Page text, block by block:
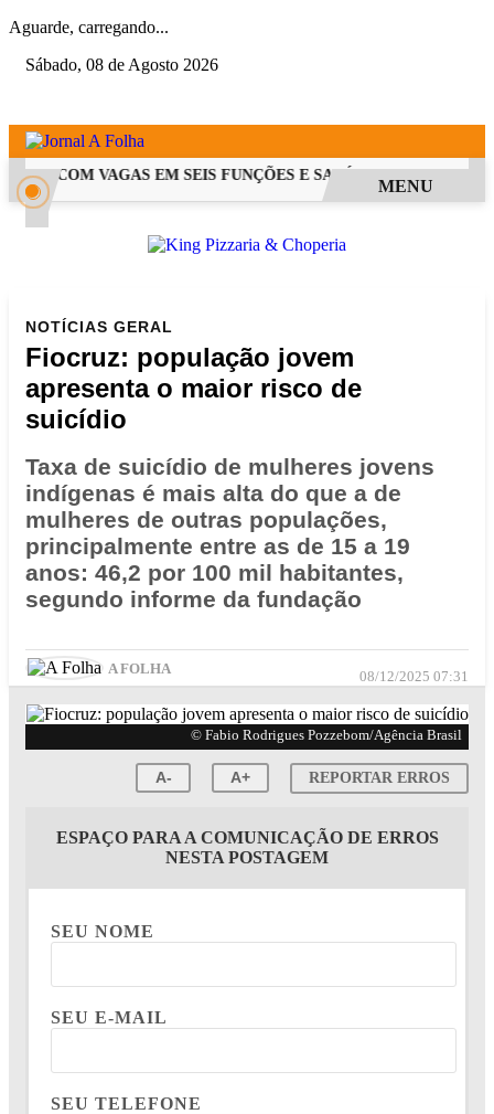
Aguarde, carregando...
Sábado, 08 de Agosto 2026
COM VAGAS EM SEIS FUNÇÕES E SALÁRIOS QUE CHEGAM
MENU
NOTÍCIAS GERAL
Fiocruz: população jovem
apresenta o maior risco de
suicídio
Taxa de suicídio de mulheres jovens
indígenas é mais alta do que a de
mulheres de outras populações,
principalmente entre as de 15 a 19
anos: 46,2 por 100 mil habitantes,
segundo informe da fundação
A FOLHA 08/12/2025 07:31
© Fabio Rodrigues Pozzebom/Agência Brasil
A- A+ REPORTAR ERROS
ESPAÇO PARA A COMUNICAÇÃO DE ERROS
NESTA POSTAGEM
SEU NOME
SEU E-MAIL
SEU TELEFONE